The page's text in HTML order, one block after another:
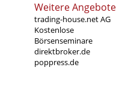
Weitere Angebote
trading-house.net AG
Kostenlose
Börsenseminare
direktbroker.de
poppress.de